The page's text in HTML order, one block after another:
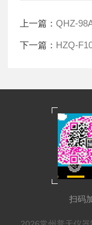
上一篇：QHZ-
下一篇： HZQ-
扫码